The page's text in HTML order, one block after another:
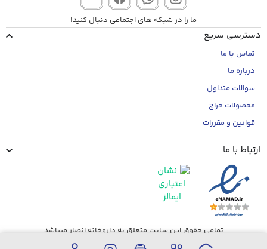
ما را در شبکه های اجتماعی دنبال کنید!
دسترسی سریع
تماس با ما
درباره ما
سوالات متداول
محصولات حراج
قوانین و مقررات
ارتباط با ما
تمامی حقوق این سایت متعلق به داروخانه انصار میباشد